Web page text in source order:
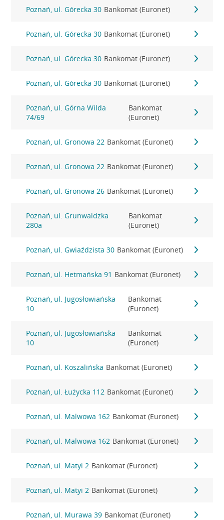
Poznań, ul. Górecka 30 Bankomat (Euronet)
Poznań, ul. Górecka 30 Bankomat (Euronet)
Poznań, ul. Górecka 30 Bankomat (Euronet)
Poznań, ul. Górecka 30 Bankomat (Euronet)
Poznań, ul. Górna Wilda
74/69
Bankomat
(Euronet)
Poznań, ul. Gronowa 22 Bankomat (Euronet)
Poznań, ul. Gronowa 22 Bankomat (Euronet)
Poznań, ul. Gronowa 26 Bankomat (Euronet)
Poznań, ul. Grunwaldzka
280a
Bankomat
(Euronet)
Poznań, ul. Gwiaździsta 30 Bankomat (Euronet)
Poznań, ul. Hetmańska 91 Bankomat (Euronet)
Poznań, ul. Jugosłowiańska
10
Bankomat
(Euronet)
Poznań, ul. Jugosłowiańska
10
Bankomat
(Euronet)
Poznań, ul. Koszalińska Bankomat (Euronet)
Poznań, ul. Łużycka 112 Bankomat (Euronet)
Poznań, ul. Malwowa 162 Bankomat (Euronet)
Poznań, ul. Malwowa 162 Bankomat (Euronet)
Poznań, ul. Matyi 2 Bankomat (Euronet)
Poznań, ul. Matyi 2 Bankomat (Euronet)
Poznań, ul. Murawa 39 Bankomat (Euronet)